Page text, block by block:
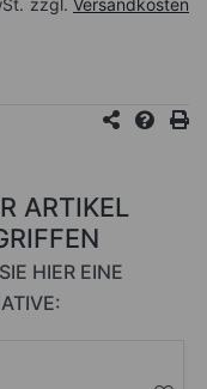
zzgl. Versandkosten
ARTIKEL
HIER EINE